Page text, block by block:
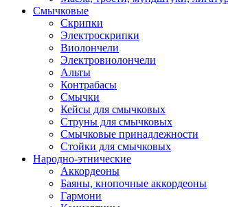
Смычковые
Скрипки
Электроскрипки
Виолончели
Электровиолончели
Альты
Контрабасы
Смычки
Кейсы для смычковых
Струны для смычковых
Смычковые принадлежности
Стойки для смычковых
Народно-этнические
Аккордеоны
Баяны, кнопочные аккордеоны
Гармони